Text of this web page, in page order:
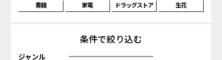
書籍
家電 ドラッグストア 生花
条件で絞り込む
ジャンル